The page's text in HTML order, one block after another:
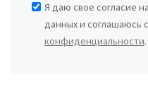
Я даю свое согласие
данных и соглашаюсь
конфиденциальности.